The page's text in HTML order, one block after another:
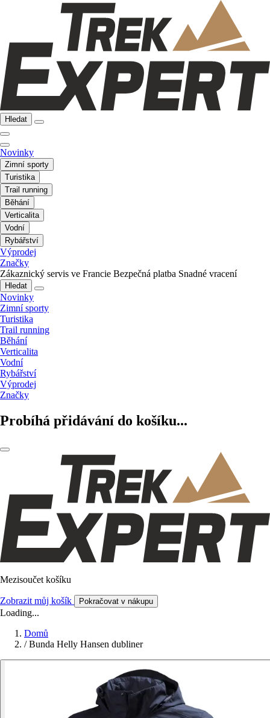
Hledat
Novinky
Zimní sporty
Turistika
Trail running
Běhání
Verticalita
Vodní
Rybářství
Výprodej
Značky
Zákaznický servis ve Francie Bezpečná platba Snadné vracení
Hledat
Novinky
Zimní sporty
Turistika
Trail running
Běhání
Verticalita
Vodní
Rybářství
Výprodej
Značky
Probíhá přidávání do košíku...
Mezisoučet košíku
Zobrazit můj košík Pokračovat v nákupu
Loading...
Domů
/ Bunda Helly Hansen dubliner